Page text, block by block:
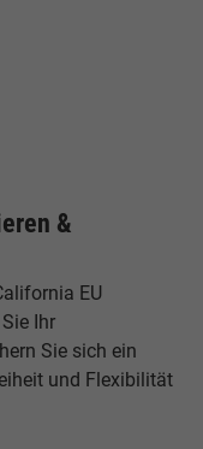
&
EU
Ihr
Sie sich ein
und Flexibilität